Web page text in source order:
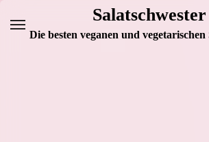
Inhalt
Salatschwester
Die besten veganen und vegetarischen